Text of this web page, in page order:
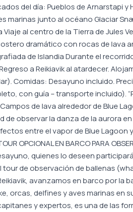
del día: Pueblos de Arnarstapi y
marinas junto al océano Glaciar
al centro de la Tierra de Jules
dramático con rocas de lava
de Islandia Durante el
a Reikiavik al atardecer.
Comidas: Desayuno incluido.
con guía – transporte incluido).
de lava alrededor de Blue
de observar la danza de la aurora
entre el vapor de Blue Lagoon
OPCIONAL EN BARCO PARA
quienes lo deseen
de observación de ballenas
avanzamos en barco por la
orcas, delfines y aves marinas en
y expertos, es una de las